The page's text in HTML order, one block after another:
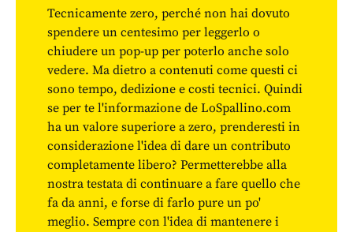
Tecnicamente zero, perché non hai dovuto
spendere un centesimo per leggerlo o
chiudere un pop-up per poterlo anche solo
vedere. Ma dietro a contenuti come questi ci
sono tempo, dedizione e costi tecnici. Quindi
se per te l'informazione de LoSpallino.com
ha un valore superiore a zero, prenderesti in
considerazione l'idea di dare un contributo
completamente libero? Permetterebbe alla
nostra testata di continuare a fare quello che
fa da anni, e forse di farlo pure un po'
meglio. Sempre con l'idea di mantenere i